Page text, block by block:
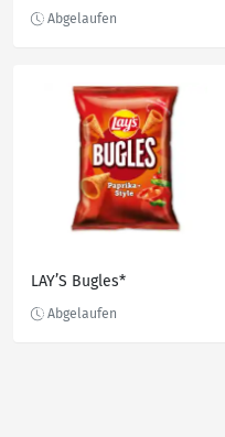
LAY’S Bugles*